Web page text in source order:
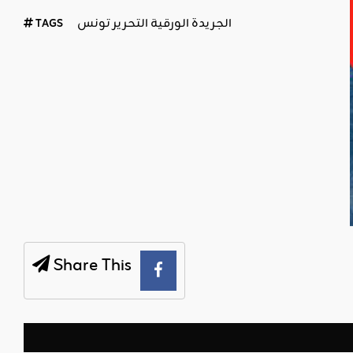
TAGS الجريدة الورقية التحرير تونس
Share This